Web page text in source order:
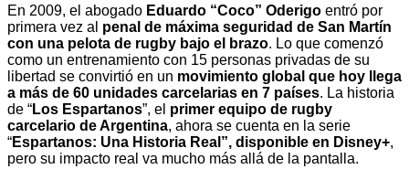
En 2009, el abogado Eduardo “Coco” Oderigo entró por
primera vez al penal de máxima seguridad de San Martín
con una pelota de rugby bajo el brazo. Lo que comenzó
como un entrenamiento con 15 personas privadas de su
libertad se convirtió en un movimiento global que hoy llega
a más de 60 unidades carcelarias en 7 países. La historia
de “Los Espartanos”, el primer equipo de rugby
carcelario de Argentina, ahora se cuenta en la serie
“Espartanos: Una Historia Real”, disponible en Disney+,
pero su impacto real va mucho más allá de la pantalla.